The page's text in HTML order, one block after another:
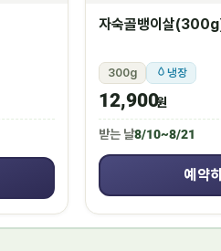
자숙골뱅이살
300g 냉장
12,900원
받는 날8/10~8/21
예약